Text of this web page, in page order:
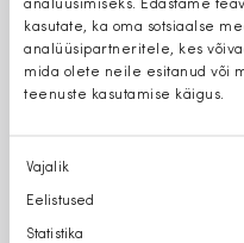
analüüsimiseks. Edastame
kasutate, ka oma sotsiaalse
analüüsipartneritele, kes
mida olete neile esitanud või
teenuste kasutamise käigus.
Nõusoleku
valik
Vajalik
Eelistused
Statistika